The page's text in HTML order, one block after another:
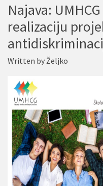
Najava:
realizaciju
Written byŽeljko